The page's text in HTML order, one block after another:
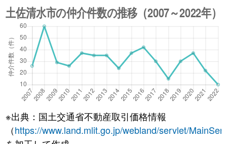
※出典：国土交通省不動産取引価格情報
（https://www.land.mlit.go.jp/webland/servlet/